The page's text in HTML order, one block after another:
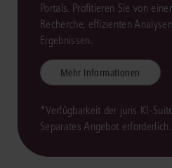
Portals. Profitieren Sie von
Recherche, effizienten
Ergebnissen.
Mehr Informationen
*Verfügbarkeit der juris KI-
Separates Angebot erforderlich.